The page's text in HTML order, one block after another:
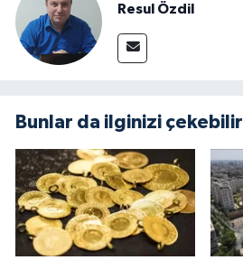
Resul Özdil
Bunlar da ilginizi çekebilir